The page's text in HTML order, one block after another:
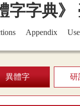
Appendix
異體字 研